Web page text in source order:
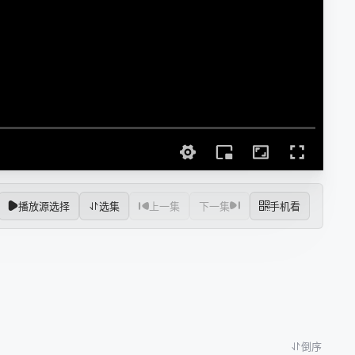
播放源选择 选集 上一集 下一集 手机看
倒序